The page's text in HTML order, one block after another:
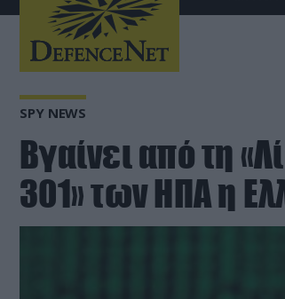
SPY NEWS
Βγαίνει από τη
301» των ΗΠΑ η